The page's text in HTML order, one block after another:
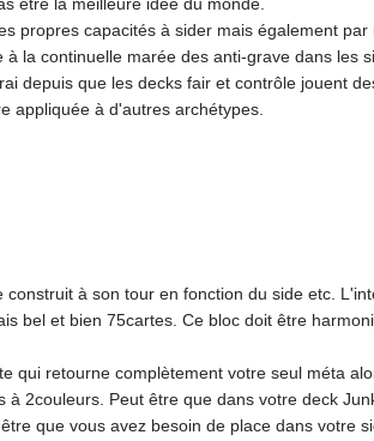
propres capacités à sider mais également
la continuelle marée des anti-grave dans les
depuis que les decks fair et contrôle jouent
appliquée à d'autres archétypes.
à son tour en fonction du side etc.
bel et bien 75cartes. Ce bloc doit être
qui retourne complètement votre seul méta
2couleurs. Peut être que dans votre deck
que vous avez besoin de place dans votre